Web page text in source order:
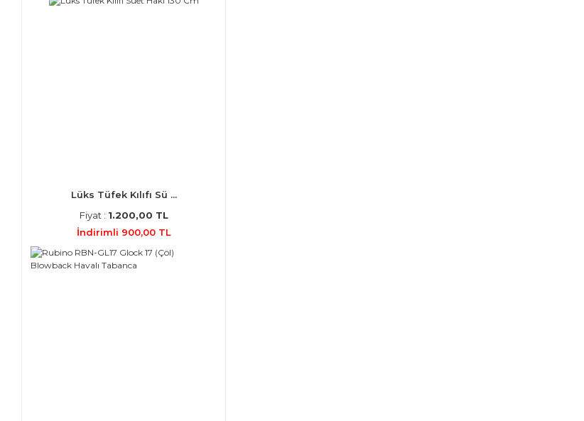
Lüks Tüfek Kılıfı Sü ...
Fiyat : 1.200,00 TL
İndirimli 900,00 TL